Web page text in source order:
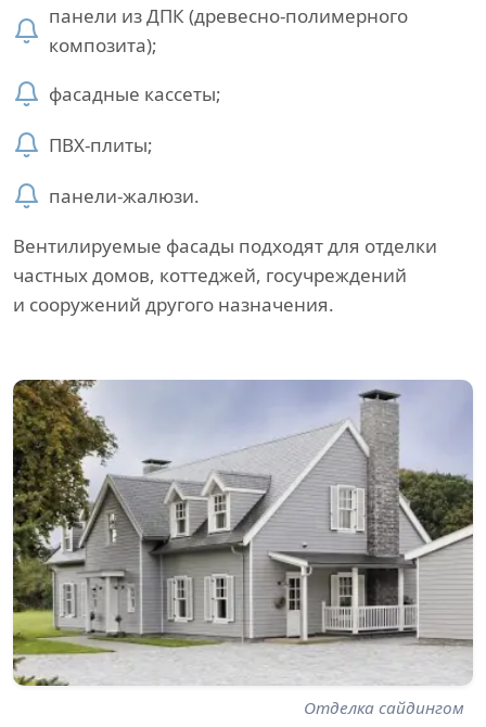
панели из ДПК (древесно-полимерного
композита);
фасадные кассеты;
ПВХ-плиты;
панели-жалюзи.
Вентилируемые фасады подходят для отделки
частных домов, коттеджей, госучреждений
и сооружений другого назначения.
Отделка сайдингом